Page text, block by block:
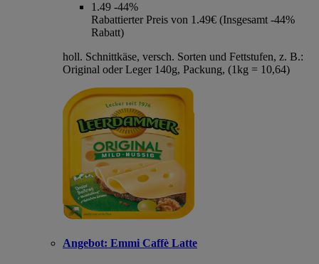
1.49 -44%
Rabattierter Preis von 1.49€ (Insgesamt -44%
Rabatt)
holl. Schnittkäse, versch. Sorten und Fettstufen, z. B.:
Original oder Leger 140g, Packung, (1kg = 10,64)
Angebot: Emmi Caffè Latte